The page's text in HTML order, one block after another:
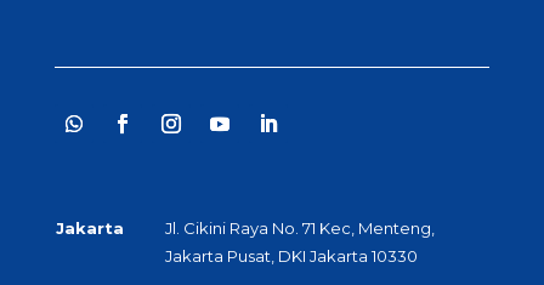
Jakarta
Jl. Cikini Raya No. 71 Kec, Menteng,
Jakarta Pusat, DKI Jakarta 10330